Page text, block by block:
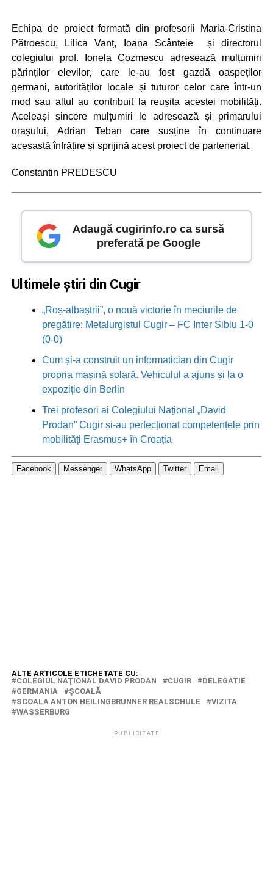
Echipa de proiect formată din profesorii Maria-Cristina
Pătroescu, Lilica Vanț, Ioana Scânteie și directorul
colegiului prof. Ionela Cozmescu adresează mulțumiri
părinților elevilor, care le-au fost gazdă oaspeților
germani, autorităților locale și tuturor celor care într-un
mod sau altul au contribuit la reușita acestei mobilități.
Aceleași sincere mulțumiri le adresează și primarului
orașului, Adrian Teban care susține în continuare
acesastă înfrățire și sprijină acest proiect de parteneriat.
Constantin PREDESCU
Adaugă cugirinfo.ro ca sursă
preferată pe Google
Ultimele știri din Cugir
„Roș-albaștrii”, o nouă victorie în meciurile de
pregătire: Metalurgistul Cugir – FC Inter Sibiu 1-0
(0-0)
Cum și-a construit un informatician din Cugir
propria mașină solară. Vehiculul a ajuns și la o
expoziție din Berlin
Trei profesori ai Colegiului Național „David
Prodan” Cugir și-au perfecționat competențele prin
mobilități Erasmus+ în Croația
Facebook Messenger WhatsApp Twitter Email
ALTE ARTICOLE ETICHETATE CU:
COLEGIUL NAŢIONAL DAVID PRODAN
CUGIR
DELEGATIE
GERMANIA
ŞCOALĂ
SCOALA ANTON HEILINGBRUNNER REALSCHULE
VIZITA
WASSERBURG
PUBLICITATE